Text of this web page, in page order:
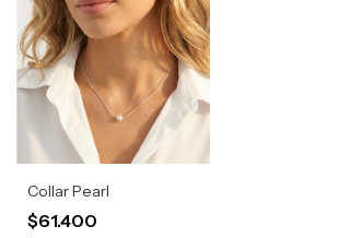
Collar Pearl
$61.400